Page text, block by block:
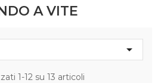
A VITE

1-12 su 13 articoli